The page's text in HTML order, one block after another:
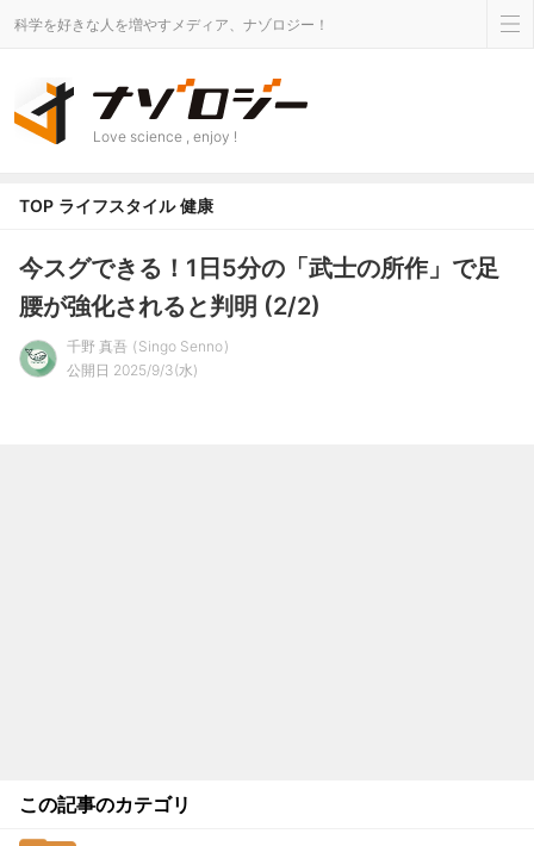
科学を好きな人を増やすメディア、ナゾロジー！
Love science , enjoy !
TOP ライフスタイル 健康
今スグできる！1日5分の「武士の所作」で足
腰が強化されると判明 (2/2)
千野 真吾
Singo Senno
公開日 2025/9/3(水)
この記事のカテゴリ